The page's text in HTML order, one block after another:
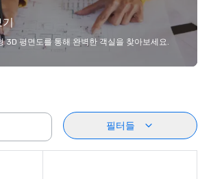
기
3D 평면도를 통해 완벽한 객실을 찾아보세요.
필터들